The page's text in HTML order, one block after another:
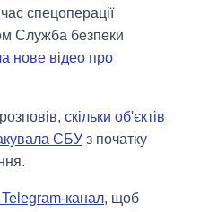
спецоперації
Служба безпеки
нове відео про
скільки об'єктів
СБУ з початку
канал, щоб